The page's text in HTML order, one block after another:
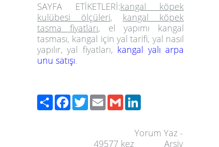
SAYFA ETİKETLERİ:kangal köpek
kulübesi ölçüleri, kangal köpek
tasma fiyatları, el yapımı kangal
tasması, kangal için yal tarifi, yal nasıl
yapılır, yal fiyatları, kangal yalı arpa
unu satışı.
PaylaşFacebook
TwitterEmailGmail
Yorum Yaz -
Arşiv
49577 kez